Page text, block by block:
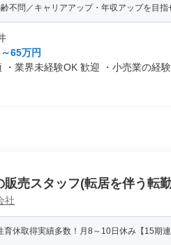
齢不問／キャリアアップ・年収アップを目
65万円
業界未経験OK 歓迎 ・小売業の経験
販売スタッフ(転居を伴う転
社
休取得実績多数！月8～10日休み【15期